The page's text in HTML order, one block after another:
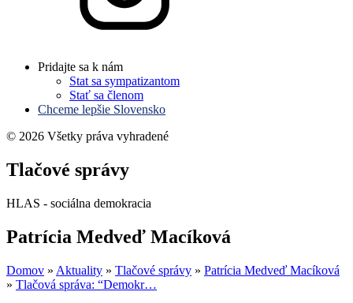
Pridajte sa k nám
Stat sa sympatizantom
Stať sa členom
Chceme lepšie Slovensko
© 2026 Všetky práva vyhradené
Tlačové správy
HLAS - sociálna demokracia
Patrícia Medveď Macíková
Domov » Aktuality » Tlačové správy » Patrícia Medveď Macíková
» Tlačová správa: “Demokr…